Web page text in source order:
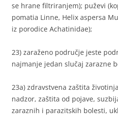
se hrane filtriranjem); puževi
pomatia Linne, Helix aspersa
iz porodice Achatinidae);
23) zaraženo područje jeste
najmanje jedan slučaj zarazne
23a) zdravstvena zaštita
nadzor, zaštita od pojave,
zaraznih i parazitskih bolesti,